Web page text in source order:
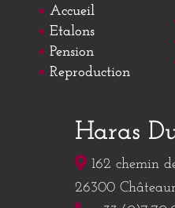
Accueil
Etalons
Pension
Reproduction
Haras
162 chemin
26300